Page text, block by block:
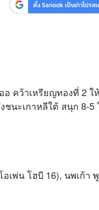
สุขภาพตั้ง Sanook เป็นข่าวโปร
คว้าเหรียญทองที่ 2 ใ
ชนะเกาหลีใต้ สนุก 8-5
อเพ่น โฮบี 16), นพเก้า